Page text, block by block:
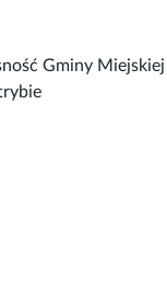
Gminy Miejskiej